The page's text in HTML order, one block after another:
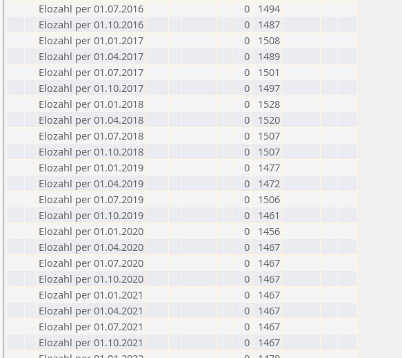
Elozahl per 01.07.2016
0
1494
Elozahl per 01.10.2016
0
1487
Elozahl per 01.01.2017
0
1508
Elozahl per 01.04.2017
0
1489
Elozahl per 01.07.2017
0
1501
Elozahl per 01.10.2017
0
1497
Elozahl per 01.01.2018
0
1528
Elozahl per 01.04.2018
0
1520
Elozahl per 01.07.2018
0
1507
Elozahl per 01.10.2018
0
1507
Elozahl per 01.01.2019
0
1477
Elozahl per 01.04.2019
0
1472
Elozahl per 01.07.2019
0
1506
Elozahl per 01.10.2019
0
1461
Elozahl per 01.01.2020
0
1456
Elozahl per 01.04.2020
0
1467
Elozahl per 01.07.2020
0
1467
Elozahl per 01.10.2020
0
1467
Elozahl per 01.01.2021
0
1467
Elozahl per 01.04.2021
0
1467
Elozahl per 01.07.2021
0
1467
Elozahl per 01.10.2021
0
1467